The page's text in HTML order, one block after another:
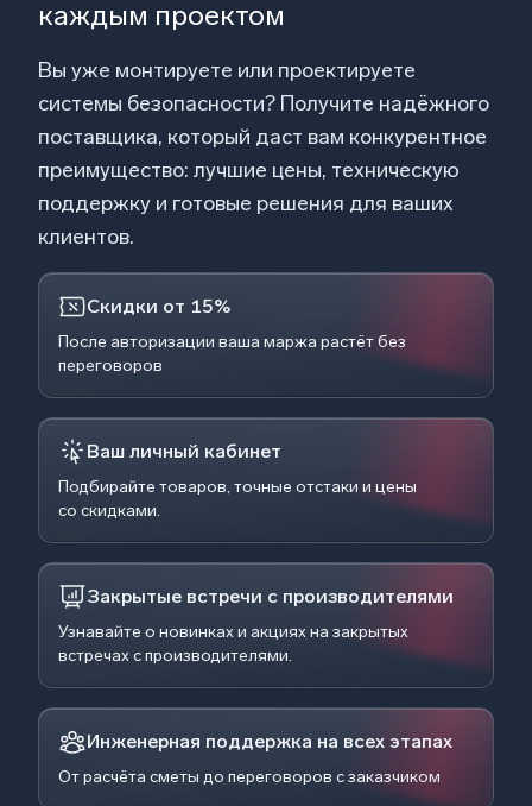
каждым проектом
Вы уже монтируете или проектируете
системы безопасности? Получите надёжного
поставщика, который даст вам конкурентное
преимущество: лучшие цены, техническую
поддержку и готовые решения для ваших
клиентов.
Скидки от 15%
После авторизации ваша маржа растёт без
переговоров
Ваш личный кабинет
Подбирайте товаров, точные отстаки и цены
со скидками.
Закрытые встречи с производителями
Узнавайте о новинках и акциях на закрытых
встречах с производителями.
Инженерная поддержка на всех этапах
От расчёта сметы до переговоров с заказчиком